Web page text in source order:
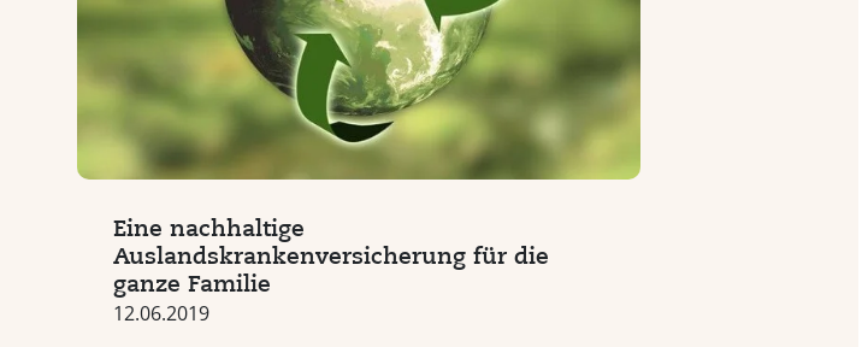
Eine nachhaltige
Auslandskrankenversicherung für die
ganze Familie
12.06.2019